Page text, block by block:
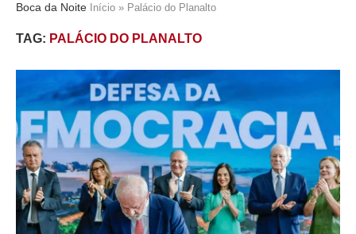
Boca da Noite Início » Palácio do Planalto
TAG: PALÁCIO DO PLANALTO